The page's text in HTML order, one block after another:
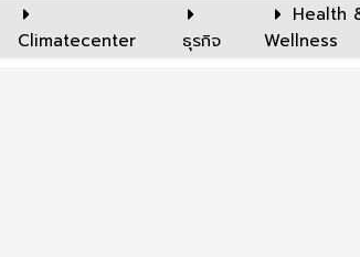
Climatecenter ธุรกิจ
Health
Wellness